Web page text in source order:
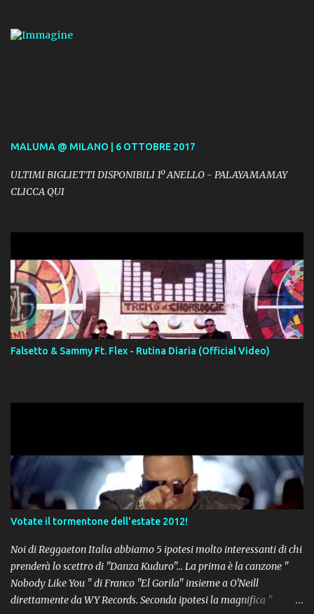
MALUMA @ MILANO | 6 OTTOBRE 2017
ULTIMI BIGLIETTI DISPONIBILI 1º ANELLO - PALAYAMAMAY
CLICCA QUI
Falsetto & Sammy Ft. Flex - Rutina Diaria (Official Video)
Votate il tormentone dell'estate 2012!
Noi di Reggaeton Italia abbiamo 5 ipotesi molto interessanti di chi
prenderà lo scettro di "Danza Kuduro"... La prima è la canzone "
Nobody Like You " di Franco "El Gorila" insieme a O'Neill
direttamente da WY Records. Seconda ipotesi la magnifica "